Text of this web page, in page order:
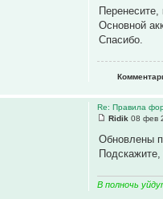
Основной
Спасибо.
Re: Правила
Ridik 08 фев
Обновлены
В полночь